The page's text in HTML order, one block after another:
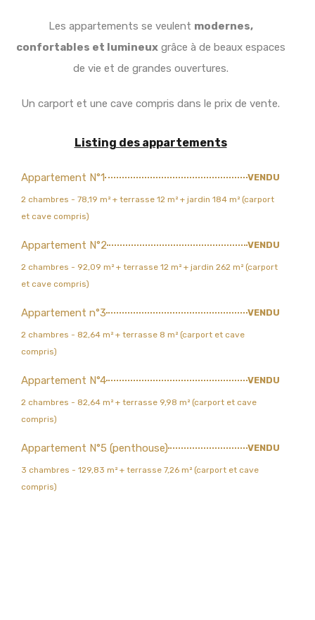
Les appartements se veulent modernes,
confortables et lumineuxgrâce à de beaux espaces
de vie et de grandes ouvertures.
Un carport et une cave compris dans le prix de vente.
Listing des appartements
Appartement N°1 VENDU
2 chambres - 78,19 m² + terrasse 12 m² + jardin 184 m² (carport
et cave compris)
Appartement N°2 VENDU
2 chambres - 92,09 m² + terrasse 12 m² + jardin 262 m² (carport
et cave compris)
Appartement n°3 VENDU
2 chambres - 82,64 m² + terrasse 8 m² (carport et cave
compris)
Appartement N°4 VENDU
2 chambres - 82,64 m² + terrasse 9,98 m² (carport et cave
compris)
Appartement N°5 (penthouse) VENDU
3 chambres - 129,83 m² + terrasse 7,26 m² (carport et cave
compris)